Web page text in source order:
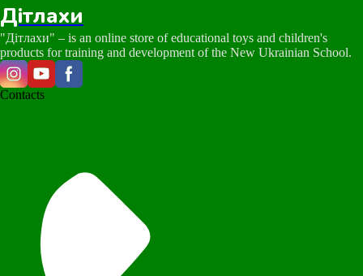
Дітлахи
"Дітлахи" – is an online store of educational toys and children's
products for training and development of the New Ukrainian School.
Contacts